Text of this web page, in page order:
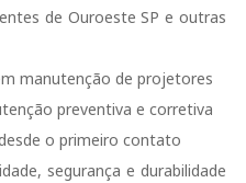
de Ouroeste SP e outras
manutenção de projetores
preventiva e corretiva
o primeiro contato
segurança e durabilidade